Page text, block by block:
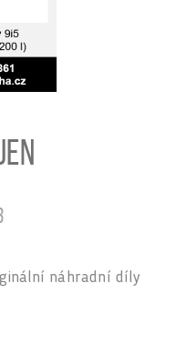
náhradní díly